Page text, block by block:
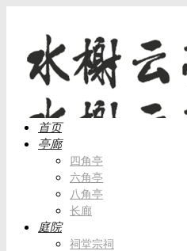
首页
亭廊
四角亭
六角亭
八角亭
长廊
庭院
祠堂宗祠